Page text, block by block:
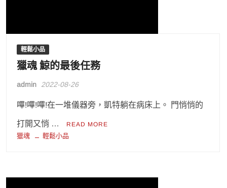
輕鬆小品
獵魂 鯨的最後任務
admin 2022-08-26
嗶!嗶!嗶!在一堆儀器旁，凱特躺在病床上。 門悄悄的
打開又悄 … READ MORE
獵魂 輕鬆小品